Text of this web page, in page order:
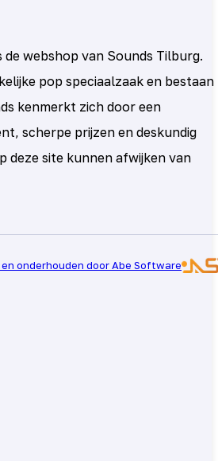
webshop van Sounds Tilburg.
pop speciaalzaak en bestaan
kenmerkt zich door een
scherpe prijzen en deskundig
deze site kunnen afwijken van
onderhouden door Abe Software